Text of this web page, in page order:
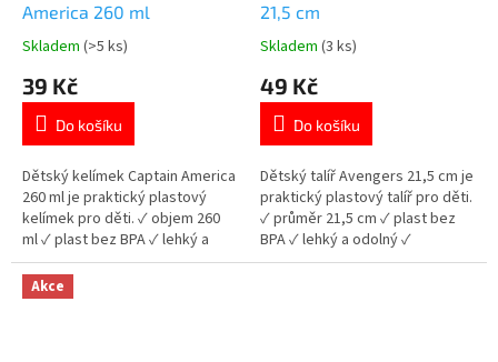
America 260 ml
Průměrné
produktu
5,0
5
hvězdiček.
Skladem (>5 ks)
39 Kč
Do košíku
Dětský kelímek Captain America
260 ml je praktický plastový
kelímek pro děti. ✓ objem 260
ml ✓ plast bez BPA ✓ lehký a
odolný ✓ licencovaný motiv
Captain America 👉 Více
produktů Avengers
21,5 cm
Průměrné
produktu
5,0
5
hvězdiček.
Skladem (3 ks)
49 Kč
Do košíku
Dětský talíř Avengers 21,5 cm je
praktický plastový talíř pro děti.
✓ průměr 21,5 cm ✓ plast bez
BPA ✓ lehký a odolný ✓
licencovaný motiv Avengers 👉
Akce